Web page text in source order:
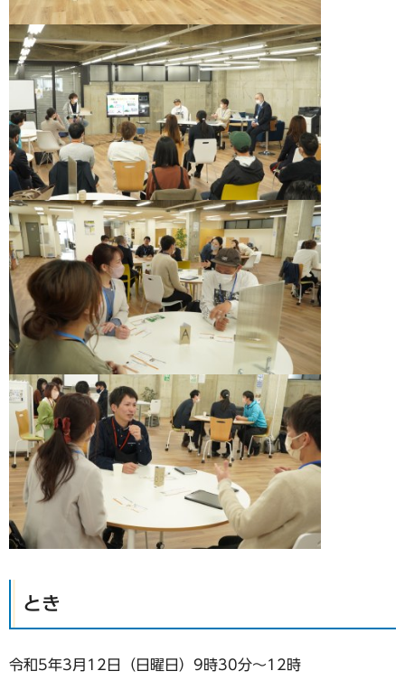
とき
令和5年3月12日（日曜日）9時30分～12時